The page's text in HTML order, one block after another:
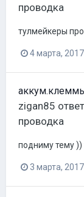
проводка
тулмейкеры
4 марта, 2017
zigan85
проводка
подниму тему
3 марта, 2017